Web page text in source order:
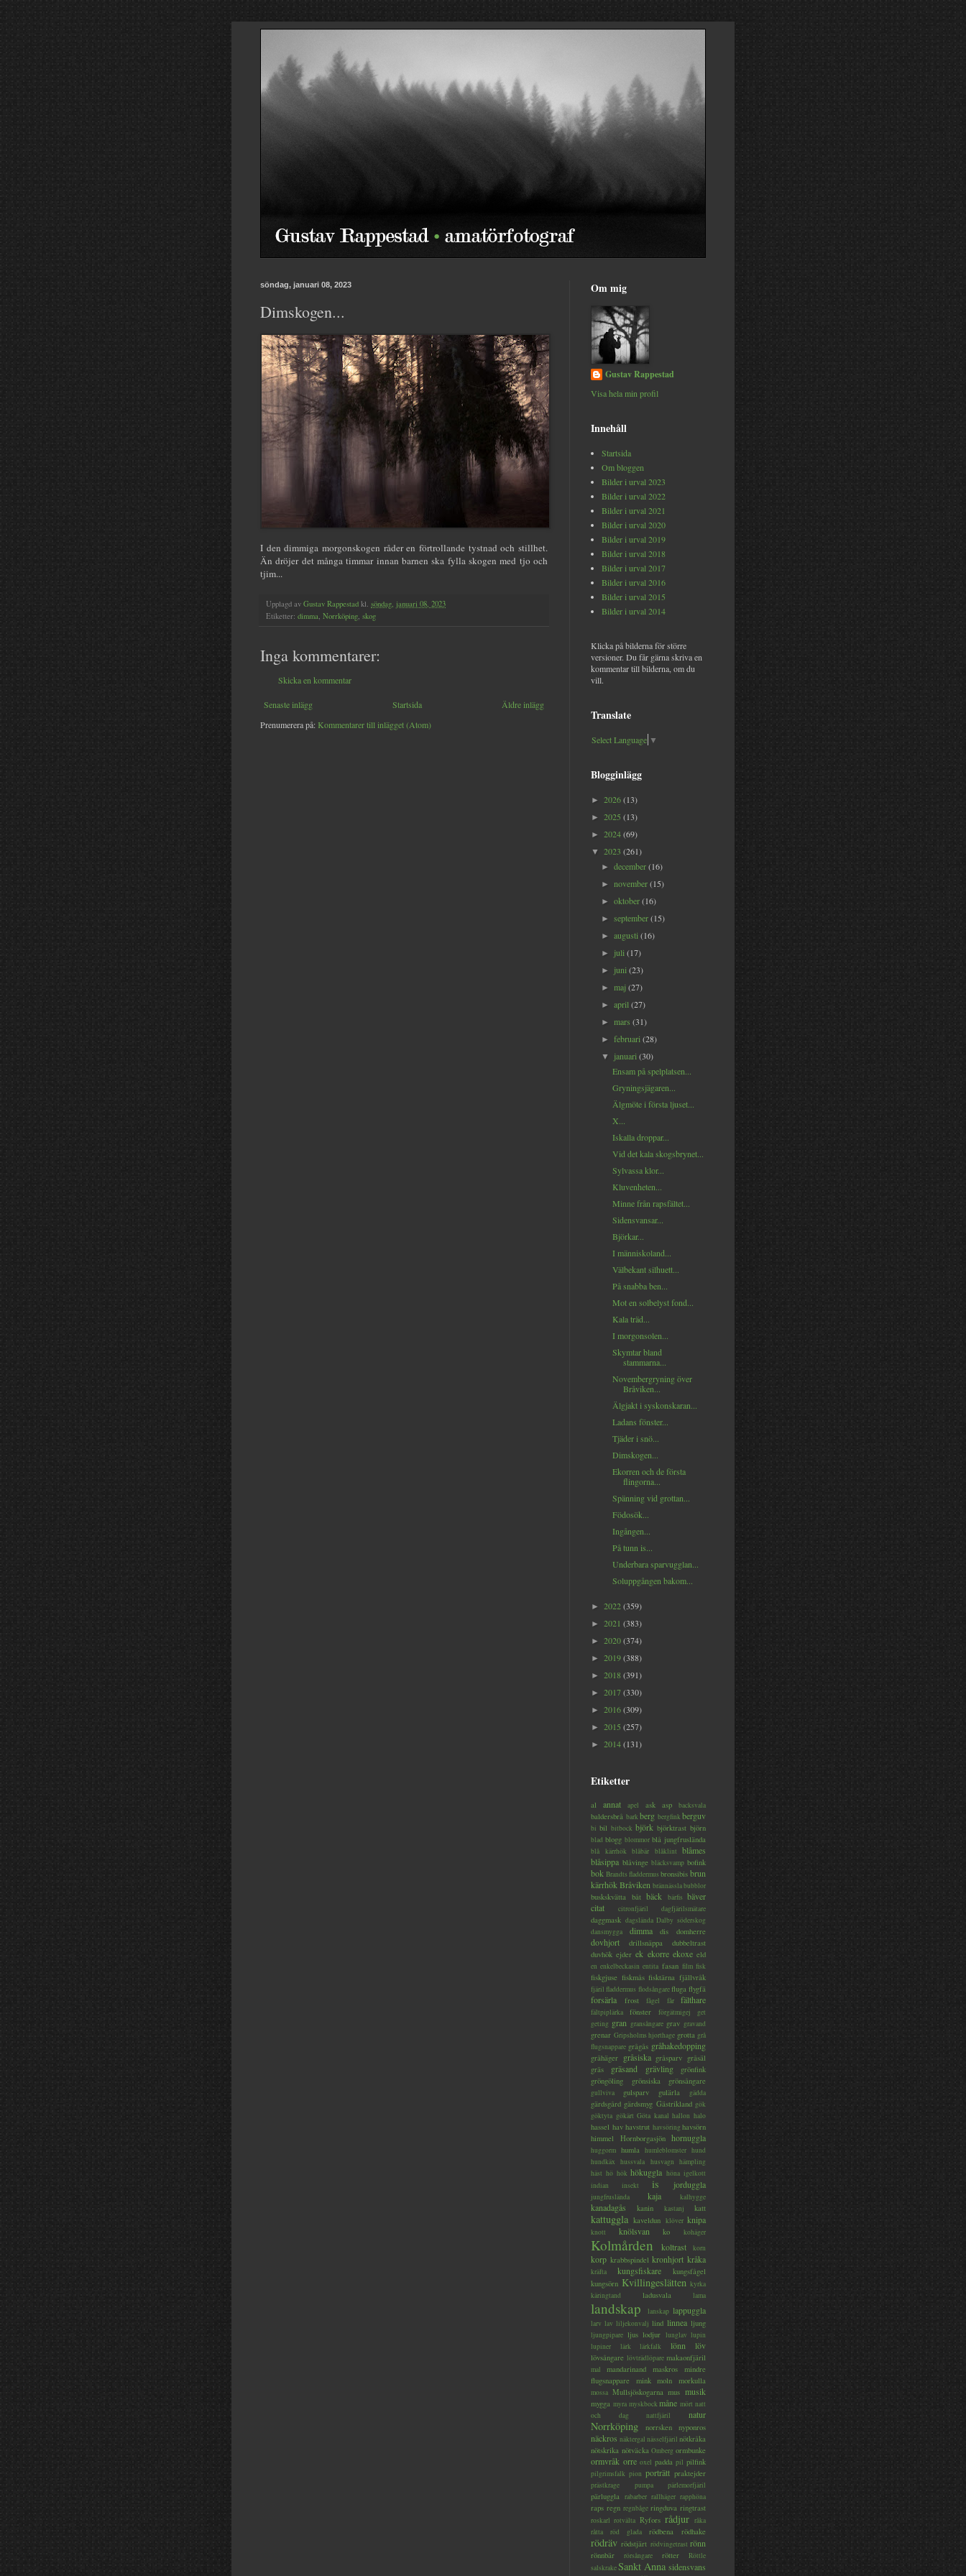
söndag, januari 08, 2023
Dimskogen...
I den dimmiga morgonskogen råder en förtrollande tystnad och stillhet.
Än dröjer det många timmar innan barnen ska fylla skogen med tjo och
tjim...
Upplagd av Gustav Rappestad kl. söndag, januari 08, 2023
Etiketter: dimma, Norrköping, skog
Inga kommentarer:
Skicka en kommentar
Senaste inlägg Äldre inlägg
Startsida
Prenumerera på: Kommentarer till inlägget (Atom)
Om mig
Gustav Rappestad
Visa hela min profil
Innehåll
Startsida
Om bloggen
Bilder i urval 2023
Bilder i urval 2022
Bilder i urval 2021
Bilder i urval 2020
Bilder i urval 2019
Bilder i urval 2018
Bilder i urval 2017
Bilder i urval 2016
Bilder i urval 2015
Bilder i urval 2014
Klicka på bilderna för större
versioner. Du får gärna skriva en
kommentar till bilderna, om du
vill.
Translate
Select Language ▼
Blogginlägg
► 2026(13)
► 2025 (13)
► 2024(69)
▼ 2023 (261)
►december(16)
►november(15)
►oktober(16)
►september(15)
►augusti(16)
► juli(17)
► juni(23)
►maj(27)
►april(27)
►mars(31)
►februari(28)
▼ januari(30)
Ensam på spelplatsen...
Gryningsjägaren...
Älgmöte i första ljuset...
X...
Iskalla droppar...
Vid det kala skogsbrynet...
Sylvassa klor...
Kluvenheten...
Minne från rapsfältet...
Sidensvansar...
Björkar...
I människoland...
Välbekant silhuett...
På snabba ben...
Mot en solbelyst fond...
Kala träd...
I morgonsolen...
Skymtar bland
stammarna...
Novembergryning över
Bråviken...
Älgjakt i syskonskaran...
Ladans fönster...
Tjäder i snö...
Dimskogen...
Ekorren och de första
flingorna...
Spänning vid grottan...
Födosök...
Ingången...
På tunn is...
Underbara sparvugglan...
Soluppgången bakom...
► 2022(359)
► 2021 (383)
► 2020(374)
► 2019(388)
► 2018 (391)
► 2017(330)
► 2016(309)
► 2015 (257)
► 2014(131)
Etiketter
al annat apel ask asp backsvala
baldersbrå barkberg bergfinkberguv
bi bil bitbock björk björktrast björn
blad blogg blommor blå jungfruslända
blå kärrhök blåbär blåklint
blåmes
blåsippa blåvinge bläcksvamp bofink
bok Brandts fladdermus bronsibis brun
kärrhökBråviken brännässlabubblor
buskskvätta båt bäck bärfis bäver
citat
citronfjäril dagfjärilsmätare
daggmask dagslända Dalby söderskog
dansmygga
dimma dis domherre
dovhjort drillsnäppa
dubbeltrast
duvhök ejder ek ekorre ekoxe eld
en enkelbeckasin entita fasan film fisk
fiskgjuse fiskmås fisktärna fjällvråk
fjäril fladdermus flodsångarefluga flygfä
forsärla frost fågel får fälthare
fältpiplärka fönster förgätmigej
get
geting gran gransångare grav gravand
grenar Gripsholms hjorthage grotta grå
flugsnappare grågås gråhakedopping
gråhäger gråsiska gråsparv gråsäl
gräs
gräsand grävling
grönfink
gröngöling
grönsiska grönsångare
gullviva gulsparv gulärla gädda
gärdsgård gärdsmyg Gästrikland gök
göktyta gökärt Göta kanal hallon halo
hassel hav havstrut havsöring havsörn
himmel
Hornborgasjön hornuggla
huggorm humla humleblomster hund
hundkäx
hussvala husvagn
hämpling
häst hö hök hökuggla höna igelkott
indian
insekt is jorduggla
jungfruslända kaja kalhygge
kanadagås kanin kastanj katt
kattuggla kaveldun klöver knipa
knott knölsvan ko kohäger
Kolmården koltrast korn
korp krabbspindel kronhjort kråka
kräfta kungsfiskare
kungsfågel
kungsörn Kvillingeslätten kyrka
käringtand
ladusvala lama
landskap lanskap lappuggla
larv lav liljekonvalj lind linnea ljung
ljungpipare ljus lodjur lunglav lupin
lupiner
lärk lärkfalk lönn löv
lövsångare lövträdlöpare makaonfjäril
mal mandarinand maskros
mindre
flugsnappare
mink moln morkulla
mossa Mullsjöskogarna mus musik
mygga myra myskbock måne mört natt
och dag
nattfjäril natur
Norrköping norrsken nyponros
näckros näktergal nässelfjäril nötkråka
nötskrika nötväcka Omberg ormbunke
ormvråk orre oxel padda pil pilfink
pilgrimsfalk pion porträtt praktejder
prästkrage pumpa pärlemorfjäril
pärluggla rabarber rallhäger rapphöna
raps regn regnbåge ringduva ringtrast
roskarl rotvälta Ryfors rådjur råka
råtta
röd glada rödbena rödhake
rödräv rödstjärt rödvingetrast rönn
rönnbär rörsångare rötter
Röttle
salskrakeSankt Anna sidensvans